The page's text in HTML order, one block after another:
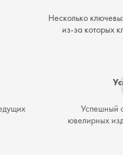
Несколько
из-за которых
Успешный
ювелирных